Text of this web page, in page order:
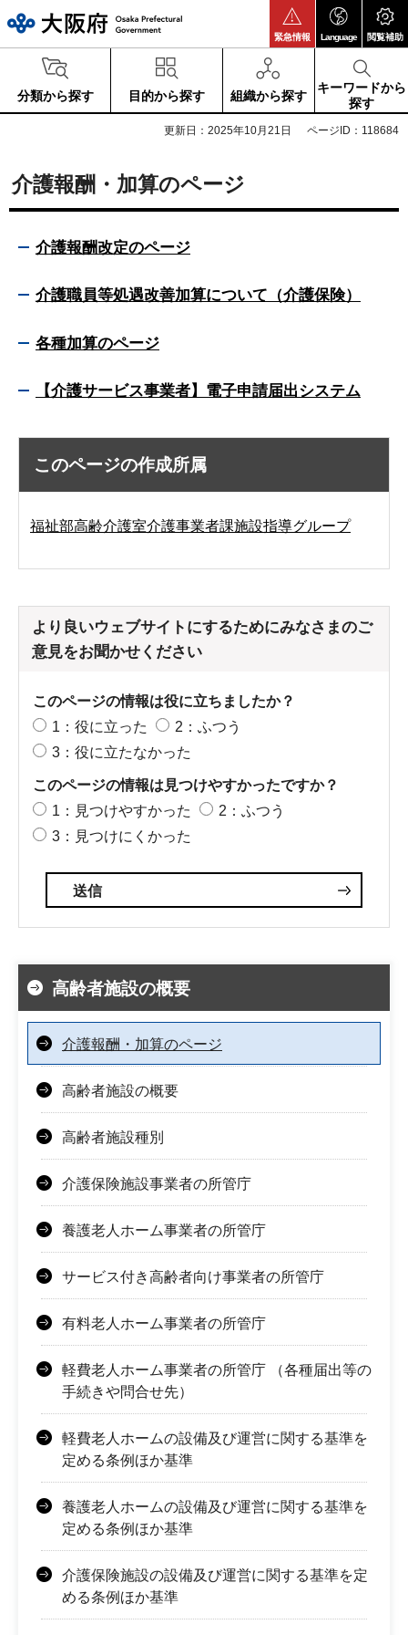
緊急情報 Language 閲覧補助
分類から探す 目的から探す 組織から探す
キーワードから
探す
更新日：2025年10月21日 ページID：118684
介護報酬・加算のページ
介護報酬改定のページ
介護職員等処遇改善加算について（介護保険）
各種加算のページ
【介護サービス事業者】電子申請届出システム
このページの作成所属
福祉部高齢介護室介護事業者課施設指導グループ
より良いウェブサイトにするためにみなさまのご
意見をお聞かせください
このページの情報は役に立ちましたか？
1：役に立った
2：ふつう
3：役に立たなかった
このページの情報は見つけやすかったですか？
1：見つけやすかった
2：ふつう
3：見つけにくかった
高齢者施設の概要
介護報酬・加算のページ
高齢者施設の概要
高齢者施設種別
介護保険施設事業者の所管庁
養護老人ホーム事業者の所管庁
サービス付き高齢者向け事業者の所管庁
有料老人ホーム事業者の所管庁
軽費老人ホーム事業者の所管庁 （各種届出等の
手続きや問合せ先）
軽費老人ホームの設備及び運営に関する基準を
定める条例ほか基準
養護老人ホームの設備及び運営に関する基準を
定める条例ほか基準
介護保険施設の設備及び運営に関する基準を定
める条例ほか基準